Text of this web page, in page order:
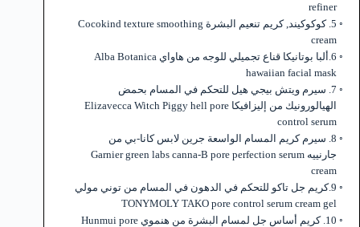
refiner
5. كوكوكيند, كريم تنعيم البشرة Cocokind texture smoothing
cream
6.ألبا بوتانيكا قناع تجميلي للوجه من هاواي Alba Botanica
hawaiian facial mask
7. سيرم ويتش بيجي هيل للتحكم في المسام بحمض
الهيالورونيك من إليزافيكا Elizavecca Witch Piggy hell pore
control serum
8. سيرم كريم المسام الواسعة جرين لابس كانا-بي من
جارنييه Garnier green labs canna-B pore perfection serum
cream
9.كريم جل تاكو للتحكم في الدهون في المسام من توني مولي
TONYMOLY TAKO pore control serum cream gel
10. كريم أساس جل لمسام البشرة من هنموي Hunmui pore